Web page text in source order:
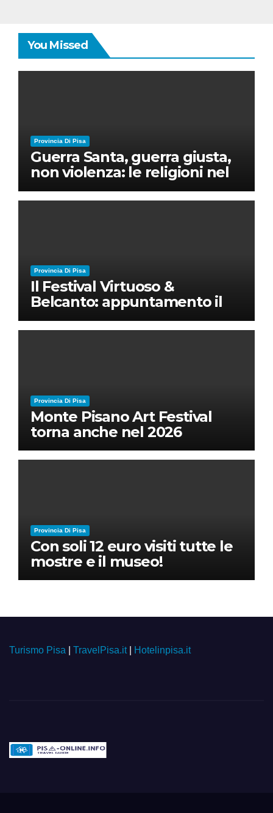
You Missed
Provincia Di Pisa
Guerra Santa, guerra giusta,
non violenza: le religioni nel
nuovo disordine mondiale
Provincia Di Pisa
Il Festival Virtuoso &
Belcanto: appuntamento il
28 luglio a Palazzo Blu con
Ruben Micieli
Provincia Di Pisa
Monte Pisano Art Festival
torna anche nel 2026
Provincia Di Pisa
Con soli 12 euro visiti tutte le
mostre e il museo!
Turismo Pisa TravelPisa.it| Hotelinpisa.it